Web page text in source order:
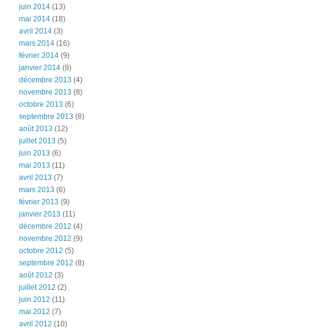
juin 2014 (13)
mai 2014 (18)
avril 2014 (3)
mars 2014 (16)
février 2014 (9)
janvier 2014 (9)
décembre 2013 (4)
novembre 2013 (8)
octobre 2013 (6)
septembre 2013 (8)
août 2013 (12)
juillet 2013 (5)
juin 2013 (6)
mai 2013 (11)
avril 2013 (7)
mars 2013 (6)
février 2013 (9)
janvier 2013 (11)
décembre 2012 (4)
novembre 2012 (9)
octobre 2012 (5)
septembre 2012 (8)
août 2012 (3)
juillet 2012 (2)
juin 2012 (11)
mai 2012 (7)
avril 2012 (10)